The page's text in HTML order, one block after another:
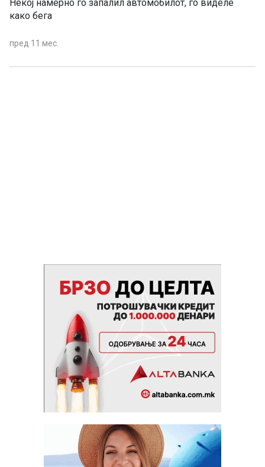
Некој намерно го запалил автомобилот, го виделе
како бега
пред 11 мес.